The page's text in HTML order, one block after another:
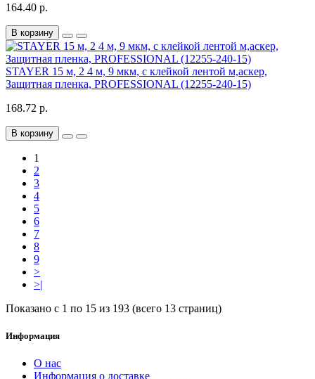
164.40 р.
В корзину
STAYER 15 м, 2 4 м, 9 мкм, с клейкой лентой м,аскер,
Защитная пленка, PROFESSIONAL (12255-240-15)
168.72 р.
В корзину
1
2
3
4
5
6
7
8
9
>
>|
Показано с 1 по 15 из 193 (всего 13 страниц)
Информация
О нас
Информация о доставке